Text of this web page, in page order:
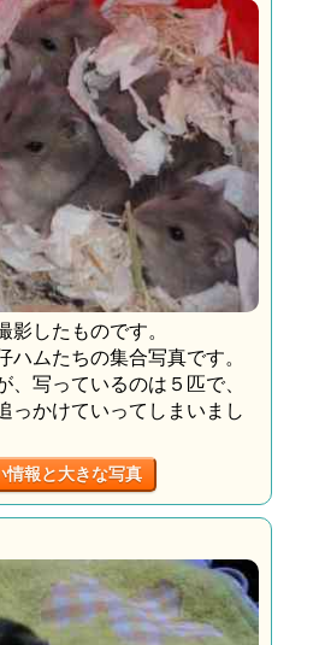
したものです。
ハムたちの集合写真です。
、写っているのは５匹で、
っかけていってしまいまし
情報と大きな写真